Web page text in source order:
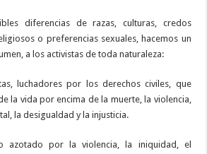
diferencias de razas, culturas, credos
o preferencias sexuales, hacemos un
a los activistas de toda naturaleza:
luchadores por los derechos civiles, que
la vida por encima de la muerte, la violencia,
la desigualdad y la injusticia.
azotado por la violencia, la iniquidad, el